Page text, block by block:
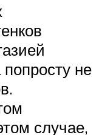
не
случае,